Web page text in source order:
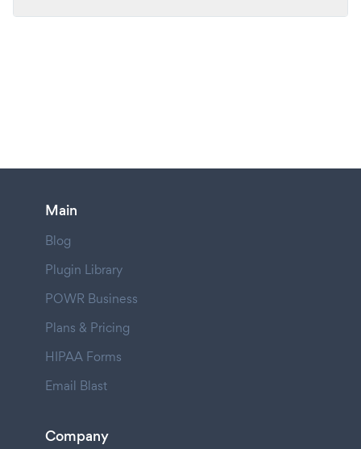
Main
Blog
Plugin Library
POWR Business
Plans & Pricing
HIPAA Forms
Email Blast
Company